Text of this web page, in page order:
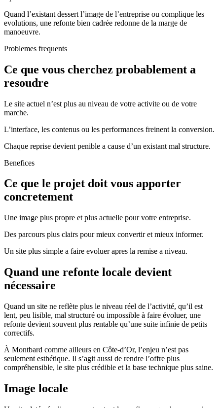
Quand l’existant dessert l’image de l’entreprise ou complique les
evolutions, une refonte bien cadrée redonne de la marge de
manoeuvre.
Problemes frequents
Ce que vous cherchez probablement a
resoudre
Le site actuel n’est plus au niveau de votre activite ou de votre
marche.
L’interface, les contenus ou les performances freinent la conversion.
Chaque reprise devient penible a cause d’un existant mal structure.
Benefices
Ce que le projet doit vous apporter
concretement
Une image plus propre et plus actuelle pour votre entreprise.
Des parcours plus clairs pour mieux convertir et mieux informer.
Un site plus simple a faire evoluer apres la remise a niveau.
Quand une refonte locale devient
nécessaire
Quand un site ne reflète plus le niveau réel de l’activité, qu’il est
lent, peu lisible, mal structuré ou impossible à faire évoluer, une
refonte devient souvent plus rentable qu’une suite infinie de petits
correctifs.
À Montbard comme ailleurs en Côte-d’Or, l’enjeu n’est pas
seulement esthétique. Il s’agit aussi de rendre l’offre plus
compréhensible, le site plus crédible et la base technique plus saine.
Image locale